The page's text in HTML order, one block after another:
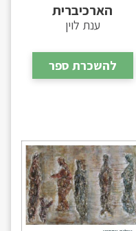
הארכיברית
ענת לוין
להשכרת ספר